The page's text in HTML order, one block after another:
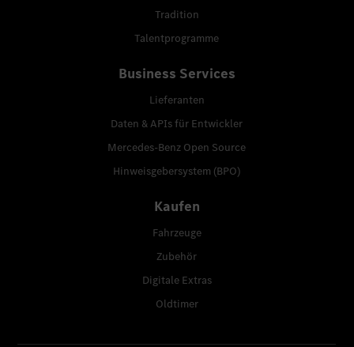
Tradition
Talentprogramme
Business Services
Lieferanten
Daten & APIs für Entwickler
Mercedes-Benz Open Source
Hinweisgebersystem (BPO)
Kaufen
Fahrzeuge
Zubehör
Digitale Extras
Oldtimer